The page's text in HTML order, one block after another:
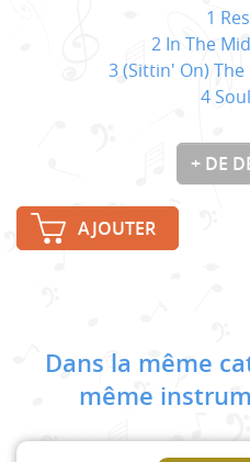
1
2 In The
3 (Sittin' On) The
4
+ DE
AJOUTER
Dans la même
même